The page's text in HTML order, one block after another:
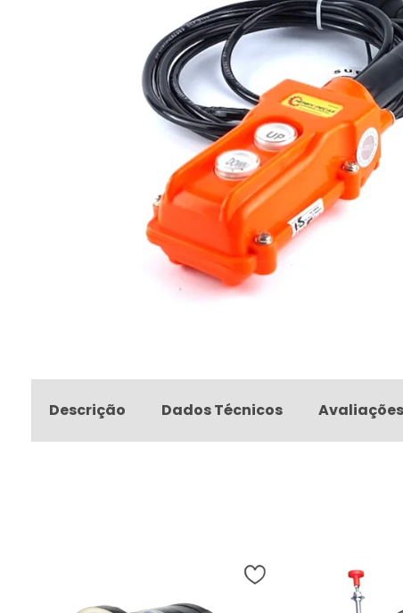
Descrição Dados Técnicos Avaliações